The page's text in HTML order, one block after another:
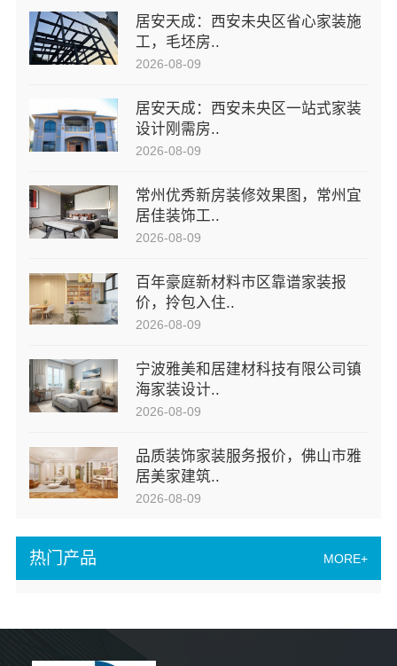
热门产品 MORE+
居安天成：西安未央区省心家装施
工，毛坯房..
2026-08-09
居安天成：西安未央区一站式家装
设计刚需房..
2026-08-09
常州优秀新房装修效果图，常州宜
居佳装饰工..
2026-08-09
百年豪庭新材料市区靠谱家装报
价，拎包入住..
2026-08-09
宁波雅美和居建材科技有限公司镇
海家装设计..
2026-08-09
品质装饰家装服务报价，佛山市雅
居美家建筑..
2026-08-09